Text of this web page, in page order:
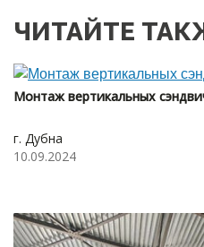
ЧИТАЙТЕ
Монтаж вертикальных
г. Дубна
10.09.2024